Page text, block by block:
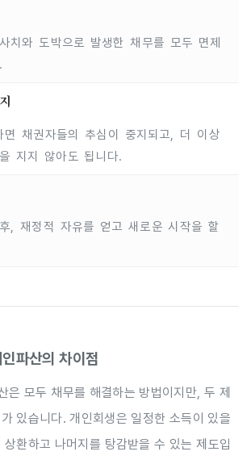
치와 도박으로 발생한 채무를 모두 면제
면 채권자들의 추심이 중지되고, 더 이상
지지 않아도 됩니다.
, 재정적 자유를 얻고 새로운 시작을 할
파산의 차이점
은 모두 채무를 해결하는 방법이지만, 두 제
있습니다. 개인회생은 일정한 소득이 있을
환하고 나머지를 탕감받을 수 있는 제도입